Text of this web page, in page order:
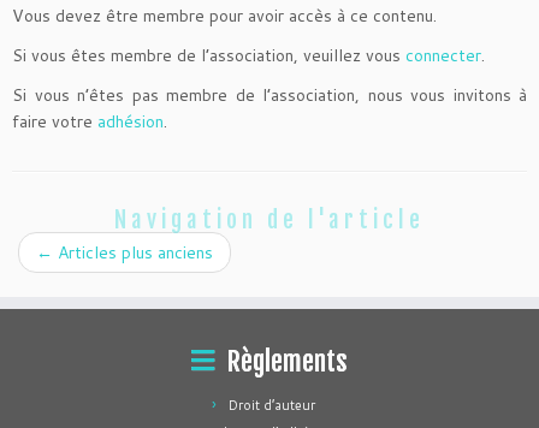
Vous devez être membre pour avoir accès à ce contenu.
Si vous êtes membre de l’association, veuillez vous connecter.
Si vous n’êtes pas membre de l’association, nous vous invitons à
faire votre adhésion.
Navigation de l'article
← Articles plus anciens
Règlements
Droit d’auteur